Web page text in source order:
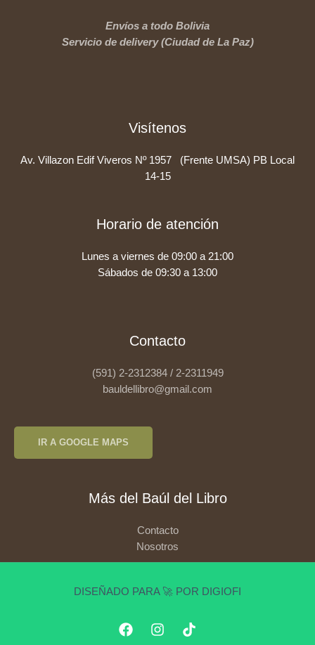
Envíos a todo Bolivia
Servicio de delivery (Ciudad de La Paz)
Visítenos
Av. Villazon Edif Viveros Nº 1957 (Frente UMSA) PB Local
14-15
Horario de atención
Lunes a viernes de 09:00 a 21:00
Sábados de 09:30 a 13:00
Contacto
(591) 2-2312384 / 2-2311949
bauldellibro@gmail.com
IR A GOOGLE MAPS
Más del Baúl del Libro
Contacto
Nosotros
DISEÑADO PARA 🚀 POR DIGIOFI